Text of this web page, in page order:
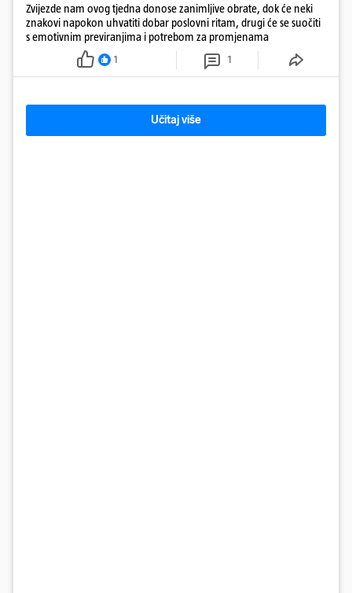
Zvijezde nam ovog tjedna donose zanimljive obrate, dok će neki
znakovi napokon uhvatiti dobar poslovni ritam, drugi će se suočiti
s emotivnim previranjima i potrebom za promjenama
1 1
Učitaj više